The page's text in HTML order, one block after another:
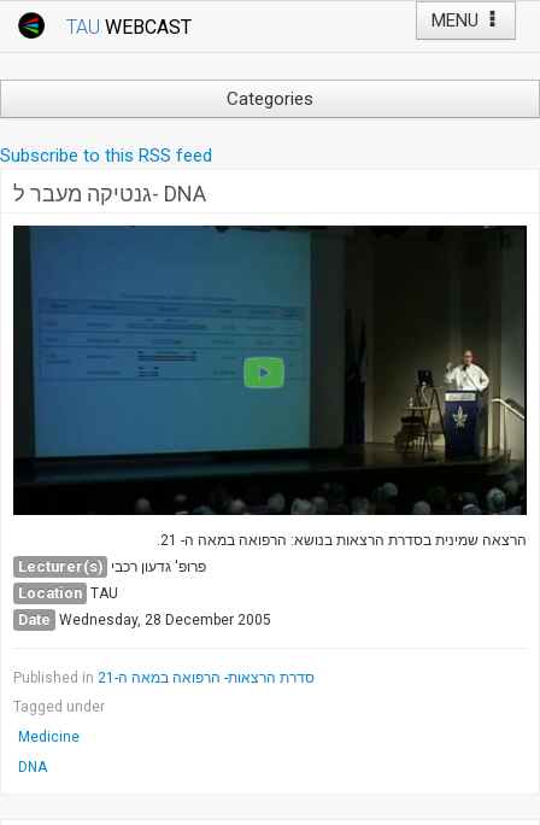
MENU
TAU WEBCAST
Webcast: Courses
Events
Live Webcast
Faculty Events
YouTube Channel
Categories
Computers
Faculty of Law
Humanities
Medicine & Life Sciences
TAU General
SEARCH
Subscribe to this RSS feed
גנטיקה מעבר ל- DNA
הרצאה שמינית בסדרת הרצאות בנושא: הרפואה במאה ה- 21.
Lecturer(s) פרופ' גדעון רכבי
Location TAU
Date Wednesday, 28 December 2005
Published in
סדרת הרצאות- הרפואה במאה ה-21
Tagged under
Medicine
DNA